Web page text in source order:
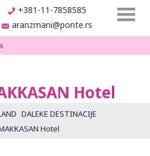
+381-11-7858585
aranzmani@ponte.rs
Hotel
DALEKE DESTINACIJE
Hotel